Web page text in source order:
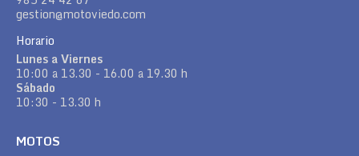
gestion@motoviedo.com
Horario
Lunes a Viernes
10:00 a 13.30 - 16.00 a 19.30 h
Sábado
10:30 - 13.30 h
MOTOS